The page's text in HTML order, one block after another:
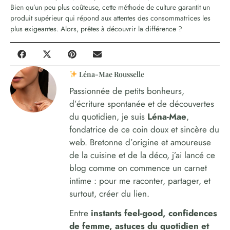
Bien qu’un peu plus coûteuse, cette méthode de culture garantit un
produit supérieur qui répond aux attentes des consommatrices les
plus exigeantes. Alors, prêtes à découvrir la différence ?
Léna-Mae Rousselle
Passionnée de petits bonheurs,
d’écriture spontanée et de découvertes
du quotidien, je suis Léna-Mae,
fondatrice de ce coin doux et sincère du
web. Bretonne d’origine et amoureuse
de la cuisine et de la déco, j’ai lancé ce
blog comme on commence un carnet
intime : pour me raconter, partager, et
surtout, créer du lien.
Entre instants feel-good, confidences
de femme, astuces du quotidien et